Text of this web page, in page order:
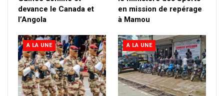
devance le Canada et
l’Angola
en mission de repérage
à Mamou
A LA UNE A LA UNE